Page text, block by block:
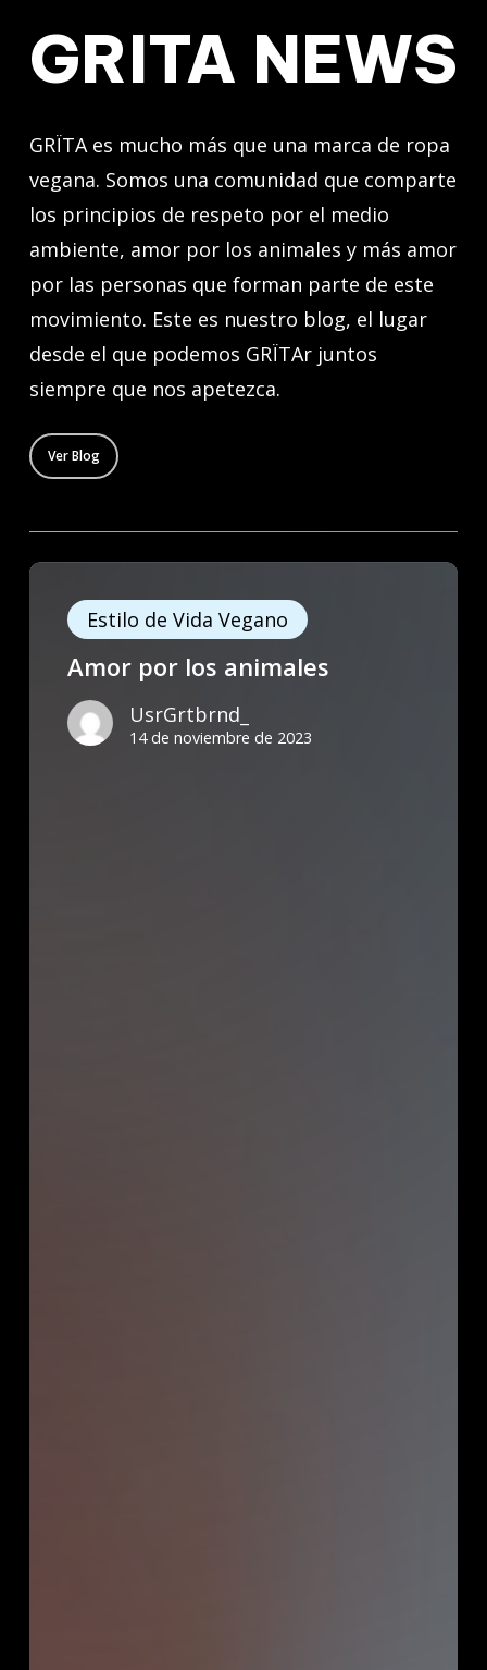
GRITA NEWS
GRÏTA es mucho más que una marca de ropa
vegana. Somos una comunidad que comparte
los principios de respeto por el medio
ambiente, amor por los animales y más amor
por las personas que forman parte de este
movimiento. Este es nuestro blog, el lugar
desde el que podemos GRÏTAr juntos
siempre que nos apetezca.
Ver Blog
Amor
animales
Estilo de Vida Vegano
Amor por los animales
UsrGrtbrnd_
14 de noviembre de 2023